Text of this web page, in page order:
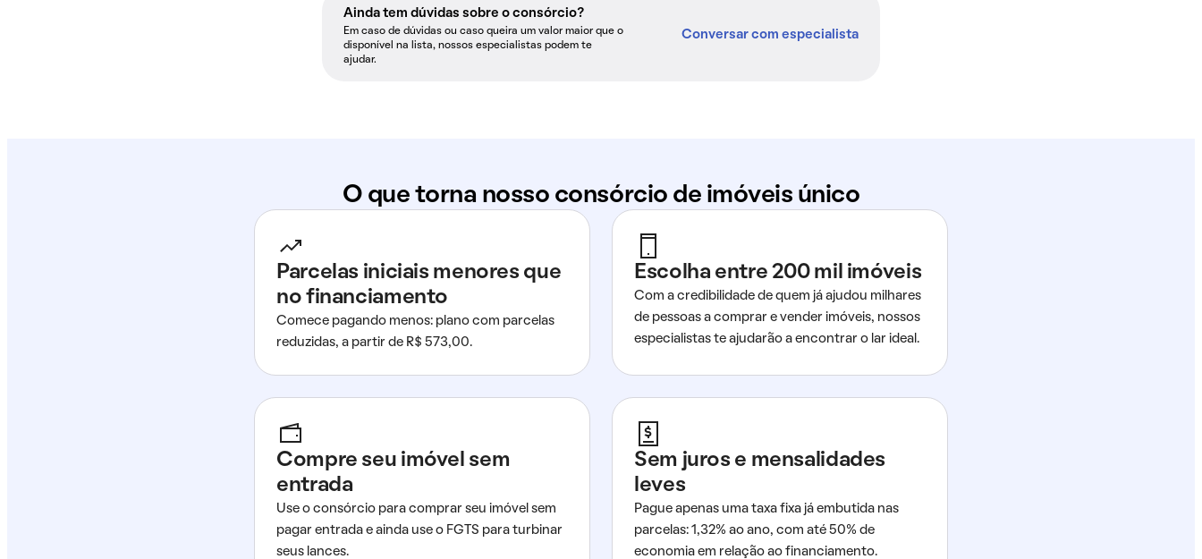
Ainda tem dúvidas sobre o consórcio?
Em caso de dúvidas ou caso queira um valor maior que o
disponível na lista, nossos especialistas podem te
ajudar.
Conversar com especialista
O que torna nosso consórcio de imóveis único
Parcelas iniciais menores que
no financiamento
Comece pagando menos: plano com parcelas
reduzidas, a partir de R$ 573,00.
Escolha entre 200 mil imóveis
Com a credibilidade de quem já ajudou milhares
de pessoas a comprar e vender imóveis, nossos
especialistas te ajudarão a encontrar o lar ideal.
Compre seu imóvel sem
entrada
Use o consórcio para comprar seu imóvel sem
pagar entrada e ainda use o FGTS para turbinar
seus lances.
Sem juros e mensalidades
leves
Pague apenas uma taxa fixa já embutida nas
parcelas: 1,32% ao ano, com até 50% de
economia em relação ao financiamento.